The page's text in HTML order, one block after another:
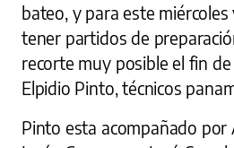
bateo, y para este
tener partidos de
recorte muy posible el fin
Elpidio Pinto, técnicos
Pinto esta acompañado por